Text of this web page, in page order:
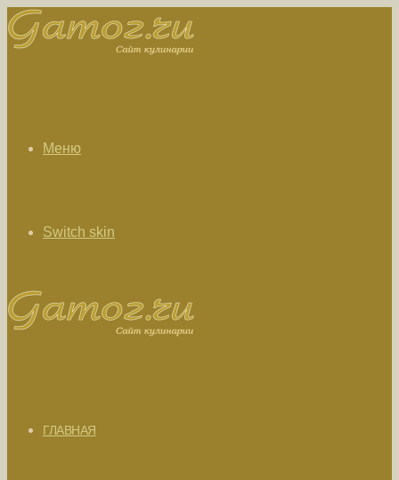
Меню
Switch skin
ГЛАВНАЯ